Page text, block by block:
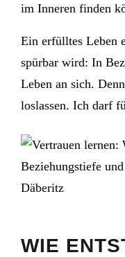
im Inneren finden
Ein erfülltes Leben
spürbar wird: In
Leben an sich.
loslassen. Ich darf
WIE